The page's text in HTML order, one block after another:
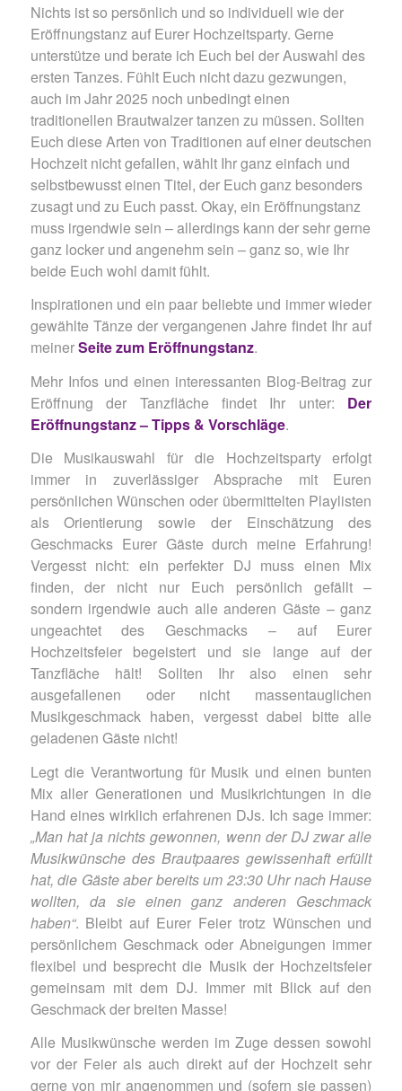
Nichts ist so persönlich und so individuell wie der
Eröffnungstanz auf Eurer Hochzeitsparty. Gerne
unterstütze und berate ich Euch bei der Auswahl des
ersten Tanzes. Fühlt Euch nicht dazu gezwungen,
auch im Jahr 2025 noch unbedingt einen
traditionellen Brautwalzer tanzen zu müssen. Sollten
Euch diese Arten von Traditionen auf einer deutschen
Hochzeit nicht gefallen, wählt Ihr ganz einfach und
selbstbewusst einen Titel, der Euch ganz besonders
zusagt und zu Euch passt. Okay, ein Eröffnungstanz
muss irgendwie sein – allerdings kann der sehr gerne
ganz locker und angenehm sein – ganz so, wie Ihr
beide Euch wohl damit fühlt.
Inspirationen und ein paar beliebte und immer wieder
gewählte Tänze der vergangenen Jahre findet Ihr auf
meinerSeite zum Eröffnungstanz.
Mehr Infos und einen interessanten Blog-Beitrag zur
Eröffnung der Tanzfläche findet Ihr unter: Der
Eröffnungstanz – Tipps & Vorschläge.
Die Musikauswahl für die Hochzeitsparty erfolgt
immer in zuverlässiger Absprache mit Euren
persönlichen Wünschen oder übermittelten Playlisten
als Orientierung sowie der Einschätzung des
Geschmacks Eurer Gäste durch meine Erfahrung!
Vergesst nicht: ein perfekter DJ muss einen Mix
finden, der nicht nur Euch persönlich gefällt –
sondern irgendwie auch alle anderen Gäste – ganz
ungeachtet des Geschmacks – auf Eurer
Hochzeitsfeier begeistert und sie lange auf der
Tanzfläche hält! Sollten Ihr also einen sehr
ausgefallenen oder nicht massentauglichen
Musikgeschmack haben, vergesst dabei bitte alle
geladenen Gäste nicht!
Legt die Verantwortung für Musik und einen bunten
Mix aller Generationen und Musikrichtungen in die
Hand eines wirklich erfahrenen DJs. Ich sage immer:
„Man hat ja nichts gewonnen, wenn der DJ zwar alle
Musikwünsche des Brautpaares gewissenhaft erfüllt
hat, die Gäste aber bereits um 23:30 Uhr nach Hause
wollten, da sie einen ganz anderen Geschmack
haben“. Bleibt auf Eurer Feier trotz Wünschen und
persönlichem Geschmack oder Abneigungen immer
flexibel und besprecht die Musik der Hochzeitsfeier
gemeinsam mit dem DJ. Immer mit Blick auf den
Geschmack der breiten Masse!
Alle Musikwünsche werden im Zuge dessen sowohl
vor der Feier als auch direkt auf der Hochzeit sehr
gerne von mir angenommen und (sofern sie passen)